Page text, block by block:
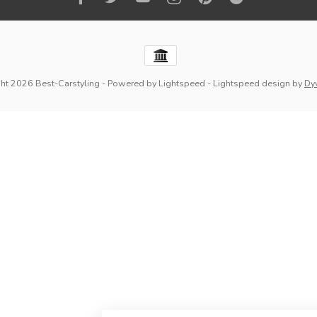
2026 Best-Carstyling - Powered by Lightspeed - Lightspeed design by